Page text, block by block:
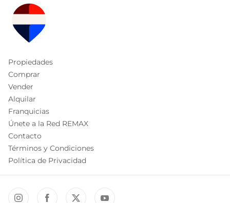
Propiedades
Comprar
Vender
Alquilar
Franquicias
Únete a la Red REMAX
Contacto
Términos y Condiciones
Política de Privacidad